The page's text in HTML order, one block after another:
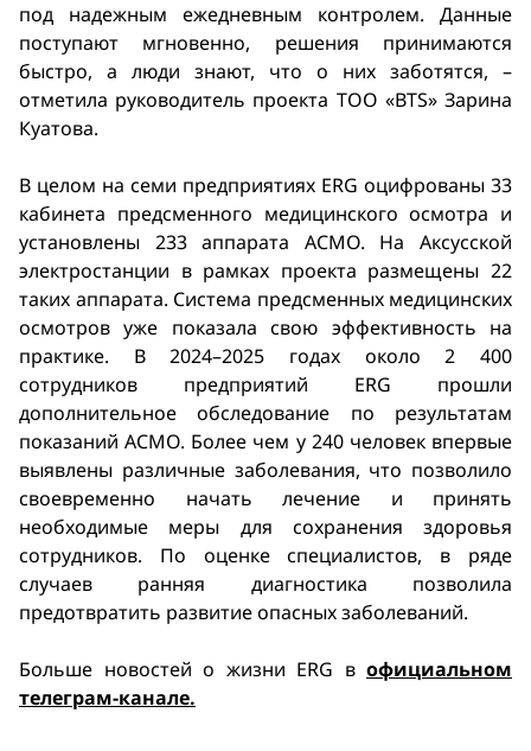
под надежным ежедневным контролем. Данные
поступают мгновенно, решения принимаются
быстро, а люди знают, что о них заботятся, –
отметила руководитель проекта ТОО «BTS» Зарина
Куатова.
В целом на семи предприятиях ERG оцифрованы 33
кабинета предсменного медицинского осмотра и
установлены 233 аппарата АСМО. На Аксусской
электростанции в рамках проекта размещены 22
таких аппарата. Система предсменных медицинских
осмотров уже показала свою эффективность на
практике. В 2024–2025 годах около 2 400
сотрудников предприятий ERG прошли
дополнительное обследование по результатам
показаний АСМО. Более чем у 240 человек впервые
выявлены различные заболевания, что позволило
своевременно начать лечение и принять
необходимые меры для сохранения здоровья
сотрудников. По оценке специалистов, в ряде
случаев ранняя диагностика позволила
предотвратить развитие опасных заболеваний.
Больше новостей о жизни ERG в официальном
телеграм-канале.